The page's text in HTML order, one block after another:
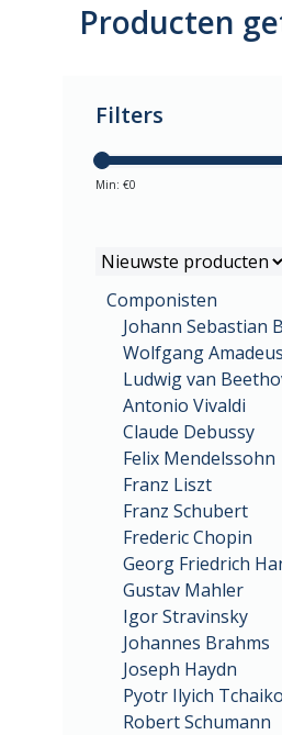
Producten
Filters
Min: €0
Componisten
Johann Sebastian
Wolfgang
Ludwig van
Antonio Vivaldi
Claude Debussy
Felix Mendelssohn
Franz Liszt
Franz Schubert
Frederic Chopin
Georg Friedrich
Gustav Mahler
Igor Stravinsky
Johannes Brahms
Joseph Haydn
Pyotr Ilyich
Robert Schumann